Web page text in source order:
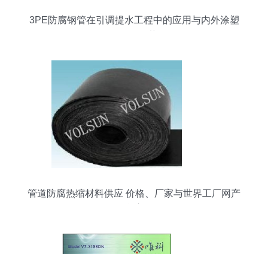
3PE防腐钢管在引调提水工程中的应用与内外涂塑
管道防腐热缩材料供应 价格、厂家与世界工厂网产